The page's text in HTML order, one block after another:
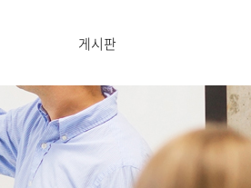
게시판